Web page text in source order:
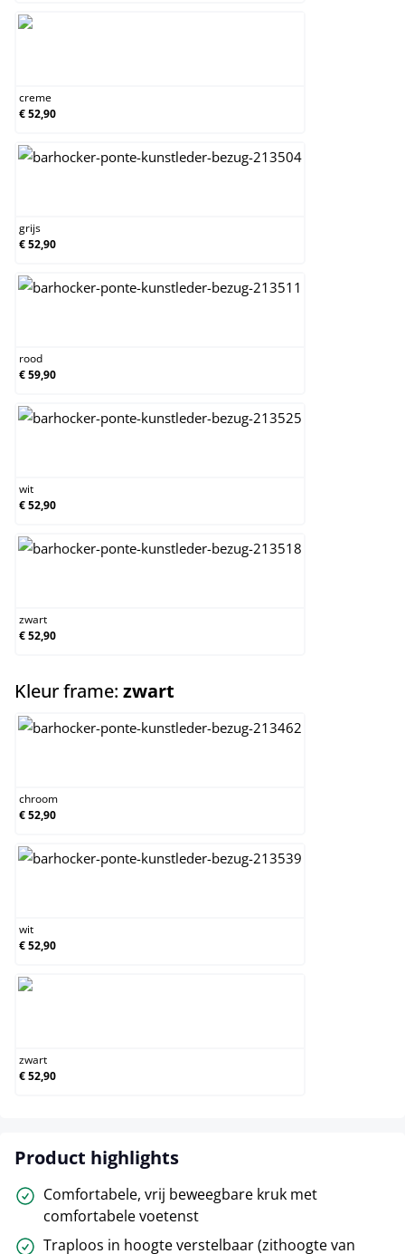
creme
€ 52,90
grijs
€ 52,90
rood
€ 59,90
wit
€ 52,90
zwart
€ 52,90
Kleur frame: zwart
chroom
€ 52,90
wit
€ 52,90
zwart
€ 52,90
Product highlights
Comfortabele, vrij beweegbare kruk met
comfortabele voetenst
Traploos in hoogte verstelbaar (zithoogte van